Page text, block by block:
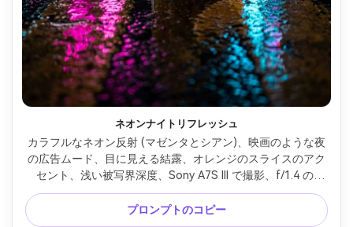
ネオンナイトリフレッシュ
カラフルなネオン反射 (マゼンタとシアン)、映画のような夜
の広告ムード、目に見える結露、オレンジのスライスのアク
セント、浅い被写界深度、Sony A7S III で撮影、f/1.4 の
50mm レンズ、劇的なコントラスト、フォトリアルなコマー
シャル ルック、テキストなし --ar 4:5
プロンプトのコピー